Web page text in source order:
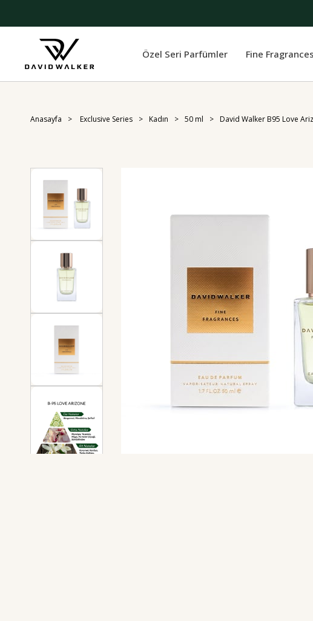
Özel Seri Parfümler Fine Fragrances
Anasayfa Exclusive Series Kadın 50 ml David Walker B95 Love